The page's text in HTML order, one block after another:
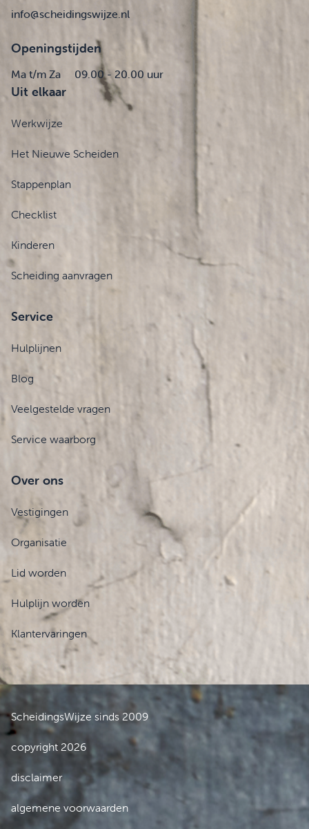
info@scheidingswijze.nl
Openingstijden
Ma t/m Za 09.00 - 20.00 uur
Uit elkaar
Werkwijze
Het Nieuwe Scheiden
Stappenplan
Checklist
Kinderen
Scheiding aanvragen
Service
Hulplijnen
Blog
Veelgestelde vragen
Service waarborg
Over ons
Vestigingen
Organisatie
Lid worden
Hulplijn worden
Klantervaringen
ScheidingsWijze sinds 2009
copyright 2026
disclaimer
algemene voorwaarden